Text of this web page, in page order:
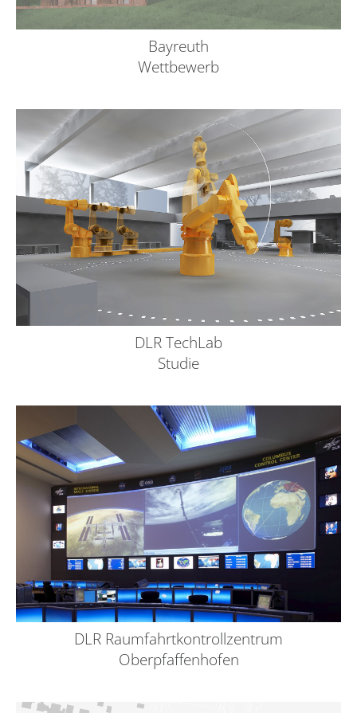
Bayreuth
Wettbewerb
DLR TechLab
Studie
DLR Raumfahrtkontrollzentrum
Oberpfaffenhofen